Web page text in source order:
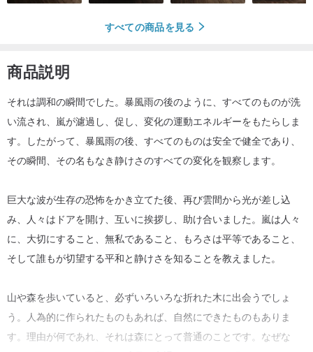
すべての商品を見る
商品説明
それは調和の瞬間でした。暴風雨の後のように、すべてのものが洗
い流され、嵐が濾過し、促し、変化の運動エネルギーをもたらしま
す。したがって、暴風雨の後、すべてのものは安全で健全であり、
その瞬間、その名もなき静けさのすべての変化を観察します。
巨大な波が生存の恐怖をかき立てた後、再び雲間から光が差し込
み、人々はドアを開け、互いに挨拶し、助け合いました。嵐は人々
に、大切にすること、無私であること、もろさは平等であること、
そして誰もが切望する平和と静けさを知ることを教えました。
山や森を歩いていると、必ずいろいろな折れた木に出会うでしょ
う。人為的に作られたものもあれば、自然にできたものもありま
す。理由が何であれ、それは森にとって普通のことです。なぜな